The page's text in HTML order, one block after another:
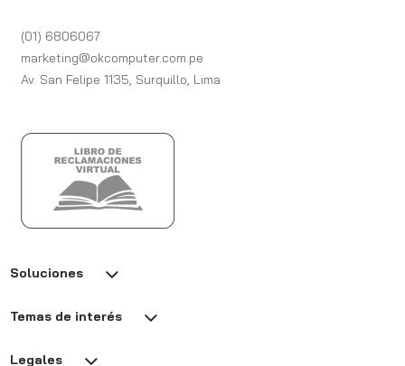
(01) 6806067
marketing@okcomputer.com.pe
Av. San Felipe 1135, Surquillo, Lima
Soluciones
Temas de interés
Legales